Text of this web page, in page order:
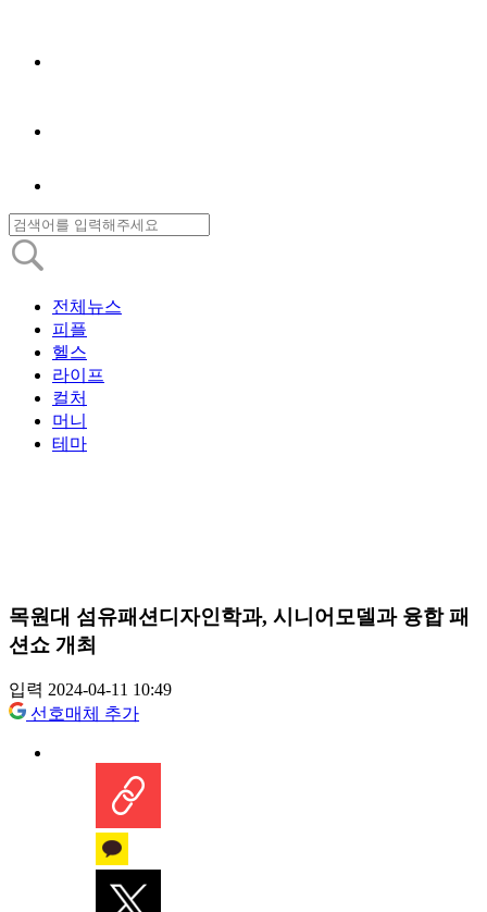
전체뉴스
피플
헬스
라이프
컬처
머니
테마
목원대 섬유패션디자인학과, 시니어모델과 융합 패
션쇼 개최
입력 2024-04-11 10:49
선호매체 추가